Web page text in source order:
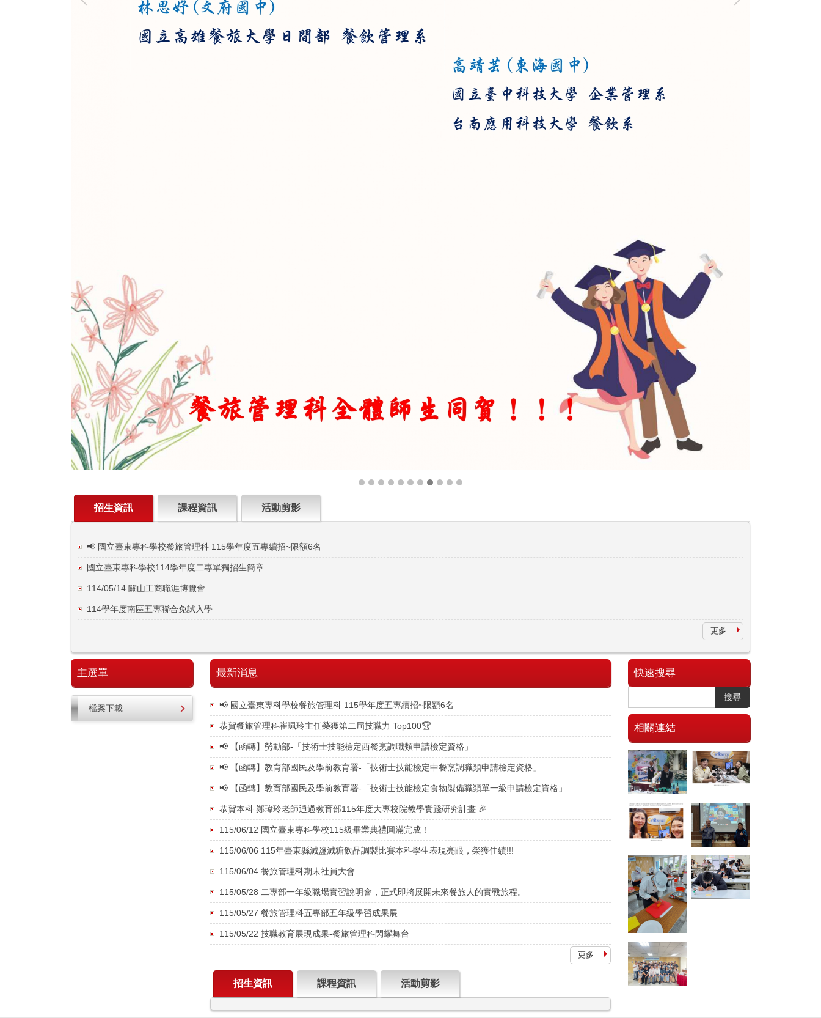
招生資訊 課程資訊 活動剪影
📢 國立臺東專科學校餐旅管理科 115學年度五專續招~限額6名
國立臺東專科學校114學年度二專單獨招生簡章
114/05/14 關山工商職涯博覽會
114學年度南區五專聯合免試入學
更多...
主選單
檔案下載
最新消息
📢 國立臺東專科學校餐旅管理科 115學年度五專續招~限額6名
恭賀餐旅管理科崔珮玲主任榮獲第二屆技職力 Top100🏆
📢 【函轉】勞動部-「技術士技能檢定西餐烹調職類申請檢定資格」
📢 【函轉】教育部國民及學前教育署-「技術士技能檢定中餐烹調職類申請檢定資格」
📢 【函轉】教育部國民及學前教育署-「技術士技能檢定食物製備職類單一級申請檢定資格」
恭賀本科 鄭瑋玲老師通過教育部115年度大專校院教學實踐研究計畫 🎉
115/06/12 國立臺東專科學校115級畢業典禮圓滿完成！
115/06/06 115年臺東縣減鹽減糖飲品調製比賽本科學生表現亮眼，榮獲佳績!!!
115/06/04 餐旅管理科期末社員大會
115/05/28 二專部一年級職場實習說明會，正式即將展開未來餐旅人的實戰旅程。
115/05/27 餐旅管理科五專部五年級學習成果展
115/05/22 技職教育展現成果-餐旅管理科閃耀舞台
更多...
招生資訊 課程資訊 活動剪影
快速搜尋
搜尋
相關連結